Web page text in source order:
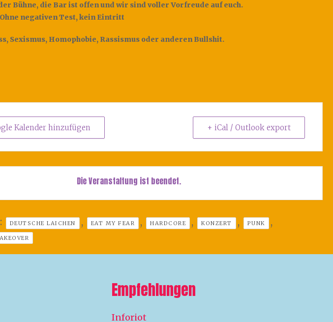
Bühne, die Bar ist offen und wir sind voller Vorfreude auf euch.
negativen Test, kein Eintritt
Sexismus, Homophobie, Rassismus oder anderen Bullshit.
Kalender hinzufügen + iCal / Outlook export
Die Veranstaltung ist beendet.
DEUTSCHE LAICHEN , EAT MY FEAR , HARDCORE , KONZERT , PUNK ,
Empfehlungen
Inforiot